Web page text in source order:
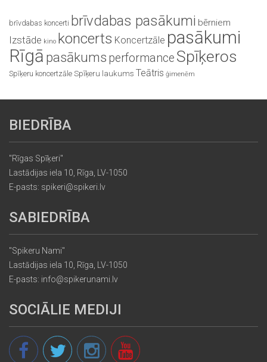
brīvdabas koncerti brīvdabas pasākumi bērniem
Izstāde kino koncerts Koncertzāle pasākumi
Rīgā pasākums performance Spīķeros
Spīķeru koncertzāle Spīķeru laukums Teātris ģimenēm
BIEDRĪBA
"Rīgas Spīķeri"
Lastādijas iela 10, Rīga, LV-1050
E-pasts: spikeri@spikeri.lv
SABIEDRĪBA
"Spikeru Nami"
Lastādijas iela 10, Rīga, LV-1050
E-pasts: info@spikerunami.lv
SOCIĀLIE MEDIJI